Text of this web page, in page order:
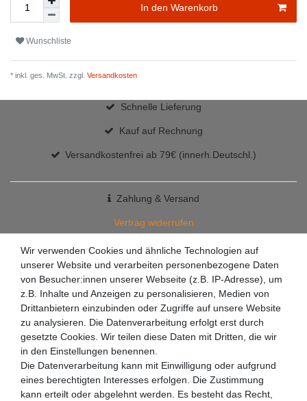
In den Warenkorb
Wunschliste
* inkl. ges. MwSt. zzgl. Versandkosten
Schnelle Lieferung
Kauf auf Rechnung
Versandkostenfrei ab 79€ (innerh.Deutschl.)
Zahlung & Versand
Vertrag widerrufen
+49 7363 9200301
✉ info@racketzone.de
Wir verwenden Cookies und ähnliche Technologien auf
unserer Website und verarbeiten personenbezogene Daten
von Besucher:innen unserer Webseite (z.B. IP-Adresse), um
z.B. Inhalte und Anzeigen zu personalisieren, Medien von
Drittanbietern einzubinden oder Zugriffe auf unsere Website
zu analysieren. Die Datenverarbeitung erfolgt erst durch
gesetzte Cookies. Wir teilen diese Daten mit Dritten, die wir
in den Einstellungen benennen.
Die Datenverarbeitung kann mit Einwilligung oder aufgrund
eines berechtigten Interesses erfolgen. Die Zustimmung
kann erteilt oder abgelehnt werden. Es besteht das Recht,